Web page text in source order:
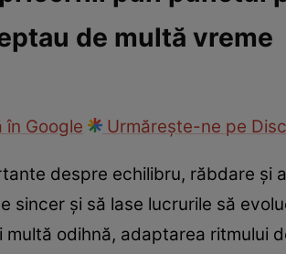
Rețete culinareTravel
de multă vreme
Google
Urmărește-ne pe
despre echilibru, răbdare și
sincer și să lase lucrurile să
odihnă, adaptarea ritmului